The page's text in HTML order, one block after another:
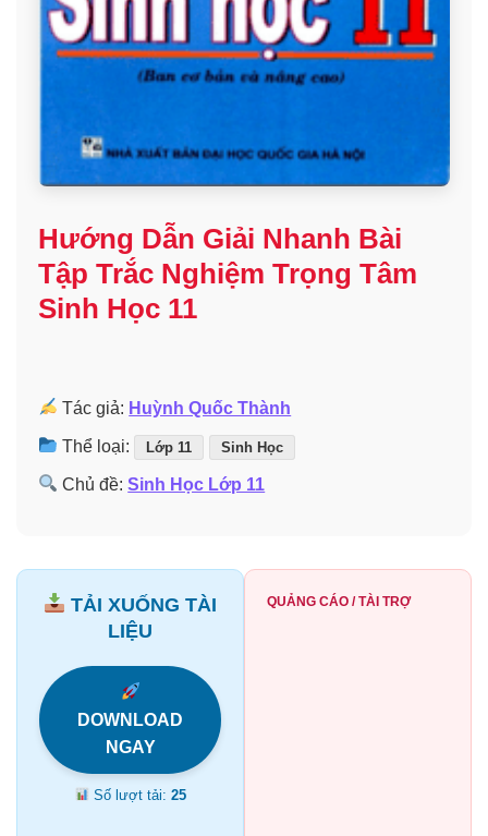
Hướng Dẫn Giải Nhanh Bài
Tập Trắc Nghiệm Trọng Tâm
Sinh Học 11
Tác giả: Huỳnh Quốc Thành
Thể loại: Lớp 11 Sinh Học
Chủ đề:Sinh Học Lớp 11
TẢI XUỐNG TÀI
LIỆU
DOWNLOAD
NGAY
Số lượt tải:25
QUẢNG CÁO / TÀI TRỢ